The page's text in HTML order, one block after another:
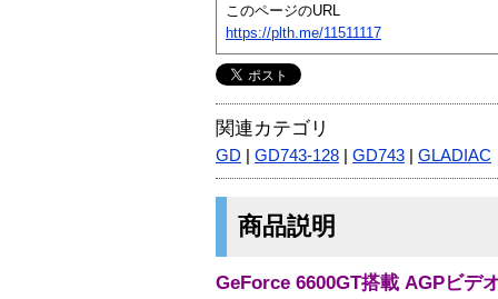
このページのURL
https://plth.me/11511117
関連カテゴリ
GD GD743-128 GD743 GLADIAC
商品説明
GeForce 6600GT搭載 AGPビデ